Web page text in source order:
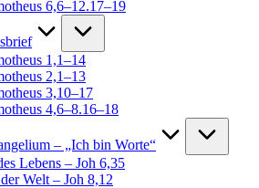
6,6–12.17–19
1,1–14
2,1–13
3,10–17
4,6–8.16–18
– „Ich bin Worte“
Lebens – Joh 6,35
Welt – Joh 8,12